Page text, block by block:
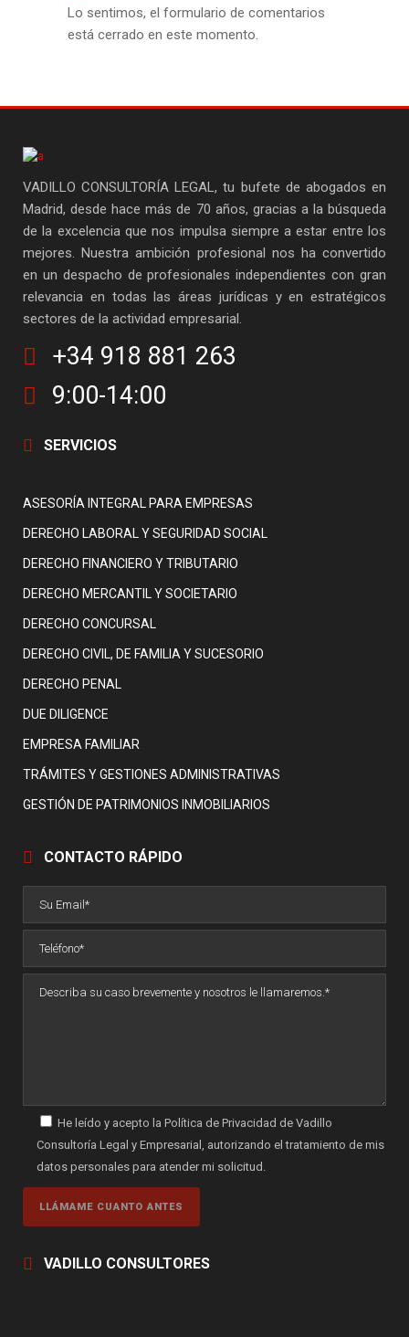
Lo sentimos, el formulario de comentarios
está cerrado en este momento.
VADILLO CONSULTORÍA LEGAL, tu bufete de abogados en
Madrid, desde hace más de 70 años, gracias a la búsqueda
de la excelencia que nos impulsa siempre a estar entre los
mejores. Nuestra ambición profesional nos ha convertido
en un despacho de profesionales independientes con gran
relevancia en todas las áreas jurídicas y en estratégicos
sectores de la actividad empresarial.
+34 918 881 263
9:00-14:00
SERVICIOS
ASESORÍA INTEGRAL PARA EMPRESAS
DERECHO LABORAL Y SEGURIDAD SOCIAL
DERECHO FINANCIERO Y TRIBUTARIO
DERECHO MERCANTIL Y SOCIETARIO
DERECHO CONCURSAL
DERECHO CIVIL, DE FAMILIA Y SUCESORIO
DERECHO PENAL
DUE DILIGENCE
EMPRESA FAMILIAR
TRÁMITES Y GESTIONES ADMINISTRATIVAS
GESTIÓN DE PATRIMONIOS INMOBILIARIOS
CONTACTO RÁPIDO
He leído y acepto la Política de Privacidad de Vadillo
Consultoría Legal y Empresarial, autorizando el tratamiento de mis
datos personales para atender mi solicitud.
VADILLO CONSULTORES